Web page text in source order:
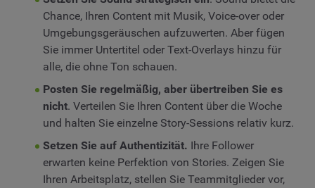
Chance, Ihren Content mit Musik, Voice-over oder
Umgebungsgeräuschen aufzuwerten. Aber fügen
Sie immer Untertitel oder Text-Overlays hinzu für
alle, die ohne Ton schauen.
Posten Sie regelmäßig, aber übertreiben Sie es
nicht. Verteilen Sie Ihren Content über die Woche
und halten Sie einzelne Story-Sessions relativ kurz.
Setzen Sie auf Authentizität. Ihre Follower
erwarten keine Perfektion von Stories. Zeigen Sie
Ihren Arbeitsplatz, stellen Sie Teammitglieder vor,